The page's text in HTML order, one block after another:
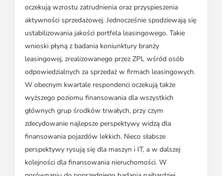
oczekują wzrostu zatrudnienia oraz przyspieszenia
aktywności sprzedażowej. Jednocześnie spodziewają się
ustabilizowania jakości portfela leasingowego. Takie
wnioski płyną z badania koniunktury branży
leasingowej, zrealizowanego przez ZPL wśród osób
odpowiedzialnych za sprzedaż w firmach leasingowych.
W obecnym kwartale respondenci oczekują także
wyższego poziomu finansowania dla wszystkich
głównych grup środków trwałych, przy czym
zdecydowanie najlepsze perspektywy widzą dla
finansowania pojazdów lekkich. Nieco słabsze
perspektywy rysują się dla maszyn i IT, a w dalszej
kolejności dla finansowania nieruchomości. W